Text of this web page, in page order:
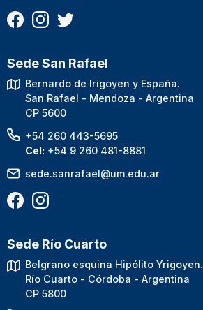
Sede San Rafael
Bernardo de Irigoyen y España.
San Rafael - Mendoza - Argentina
CP 5600
+54 260 443-5695
Cel: +54 9 260 481-8881
sede.sanrafael@um.edu.ar
Sede Río Cuarto
Belgrano esquina Hipólito Yrigoyen.
Río Cuarto - Córdoba - Argentina
CP 5800